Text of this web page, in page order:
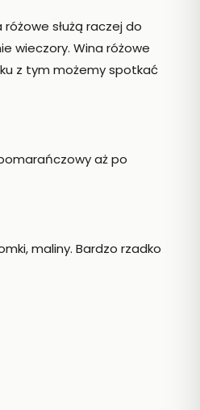
służą raczej do
wieczory. Wina różowe
z tym możemy spotkać
aż po
maliny. Bardzo rzadko